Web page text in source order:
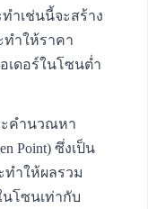
ำเช่นนี้จะสร้าง
ทำให้ราคา
อเดอร์ในโซนต่ำ
ะคำนวณหา
Point) ซึ่งเป็น
ทำให้ผลรวม
โซนเท่ากับ